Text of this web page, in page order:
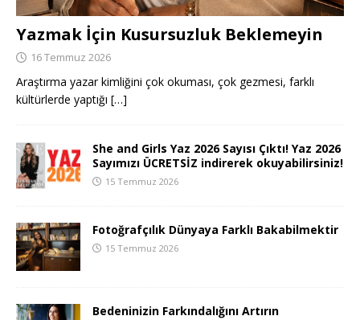
Yazmak İçin Kusursuzluk Beklemeyin
16 Temmuz 2026
Araştırma yazar kimliğini çok okuması, çok gezmesi, farklı
kültürlerde yaptığı […]
She and Girls Yaz 2026 Sayısı Çıktı! Yaz 2026
Sayımızı ÜCRETSİZ indirerek okuyabilirsiniz!
15 Temmuz 2026
Fotoğrafçılık Dünyaya Farklı Bakabilmektir
15 Temmuz 2026
Bedeninizin Farkındalığını Artırın